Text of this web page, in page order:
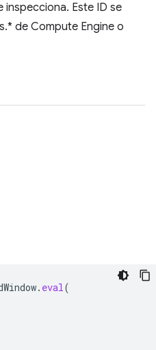
inspecciona. Este ID se
de Compute Engine o
. eval(